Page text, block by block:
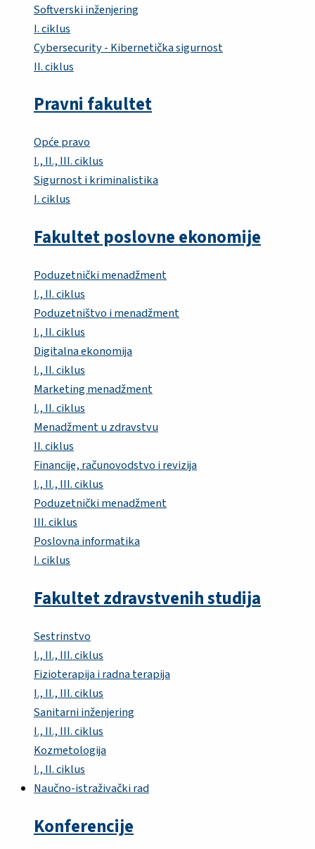
Softverski inženjering
I. ciklus
Cybersecurity - Kibernetička sigurnost
II. ciklus
Pravni fakultet
Opće pravo
I., II., III. ciklus
Sigurnost i kriminalistika
I. ciklus
Fakultet poslovne ekonomije
Poduzetnički menadžment
I., II. ciklus
Poduzetništvo i menadžment
I., II. ciklus
Digitalna ekonomija
I., II. ciklus
Marketing menadžment
I., II. ciklus
Menadžment u zdravstvu
II. ciklus
Financije, računovodstvo i revizija
I., II., III. ciklus
Poduzetnički menadžment
III. ciklus
Poslovna informatika
I. ciklus
Fakultet zdravstvenih studija
Sestrinstvo
I., II., III. ciklus
Fizioterapija i radna terapija
I., II., III. ciklus
Sanitarni inženjering
I., II., III. ciklus
Kozmetologija
I., II. ciklus
Naučno-istraživački rad
Konferencije